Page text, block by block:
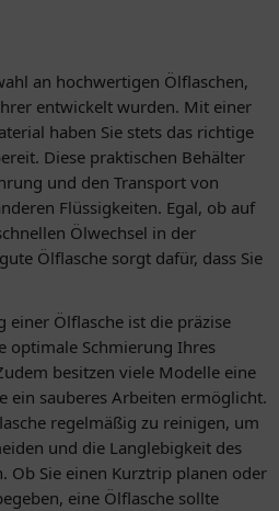
an hochwertigen Ölflaschen,
entwickelt wurden. Mit einer
haben Sie stets das richtige
Diese praktischen Behälter
und den Transport von
Flüssigkeiten. Egal, ob auf
Ölwechsel in der
Ölflasche sorgt dafür, dass Sie
einer Ölflasche ist die präzise
optimale Schmierung Ihres
besitzen viele Modelle eine
ein sauberes Arbeiten ermöglicht.
regelmäßig zu reinigen, um
und die Langlebigkeit des
Ob Sie einen Kurztrip planen oder
eine Ölflasche sollte